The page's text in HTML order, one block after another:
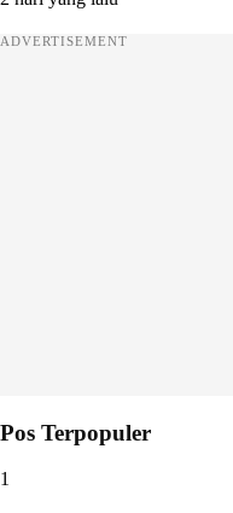
ADVERTISEMENT
Pos Terpopuler
1